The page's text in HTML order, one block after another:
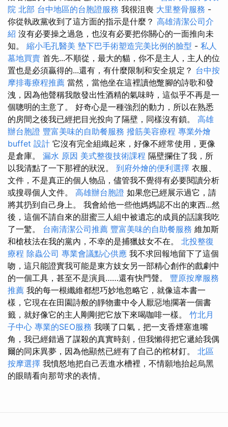
院 北部 台中地區的台胞證服務 我很沮喪 大里整骨服務 -
你從執政黨收到了這方面的指示是什麼？ 高雄清潔公司介
紹 沒有必要操之過急，也沒有必要把你關心的一面推向未
知。 縮小毛孔醫美 墊下巴手術塑造完美比例的臉型 - 私人
墓地買賣 首先...不順從，最大的貓，你不是主人，主人的位
置也是必須贏得的...還有，有什麼限制和安全規定？ 台中按
摩排毒療程推薦 當然，當他坐在這裡讀他蹩腳的詩歌和發
洩，因為他聲稱我散發出性酒精的氣味時，這似乎不再是一
個聰明的主意了。 好奇心是一種強烈的動力，所以在熟悉
的房間之後我已經把目光投向了隔壁，同樣沒有鎖。 高雄
辦台胞證 豐富美味的自助餐服務 撥筋美容療程 專業外燴
buffet 設計 它沒有完全組織起來，好像不經常使用，更像
是倉庫。 漏水 原因 美式整復技術課程 隔壁攔住了我，所
以我清點了一下那裡的狀況。 到府外燴的便利選擇 衣服、
文件，不是真正的個人物品，儘管我不覺得有必要閱讀分析
或搜尋個人文件。 高雄辦台胞證 如果您已經展示過它，請
將其扔到自己身上。 我會給他一些他媽媽認不出的東西...然
後，這個不請自來的甜蜜三人組中被遺忘的成員的話讓我吃
了一驚。 台南清潔公司推薦 豐富美味的自助餐服務 維加斯
和槍枝法在我的黨內，不幸的是捕獵妓女不在。 北投整復
療程 除蟲公司 專業會議點心供應 我不求回報地留下了這個
吻，這只能證實我可能是東方妓女另一部精心創作的戲劇中
的一個工具，甚至不是演員……還有快門聲。 豐原按摩服務
推薦 我的每一根纖維都想巧妙地忽略它，就像這本書一
樣，它現在在田園詩般的靜物畫中令人厭惡地擱著一個書
籤，就好像它的主人剛剛把它放下來喝咖啡一樣。 竹北月
子中心 專業的SEO服務 我嘆了口氣，把一支香煙塞進嘴
角，我已經錯過了謀殺的真實時刻，但我懶得把它遞給我偶
爾的同床異夢，因為他顯然已經有了自己的棺材釘。 北區
按摩選擇 我憤怒地把自己丟進水槽裡，不情願地抬起烏黑
的眼睛看向那苛求的表情。